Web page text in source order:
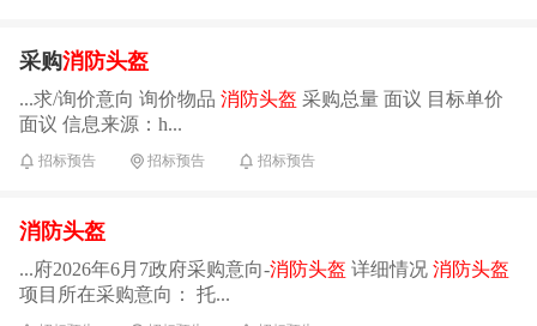
采购消防头盔
...求/询价意向 询价物品 消防头盔 采购总量 面议 目标单价
面议 信息来源：h...
招标预告 招标预告 招标预告
消防头盔
...府2026年6月7政府采购意向-消防头盔 详细情况 消防头盔
项目所在采购意向： 托...